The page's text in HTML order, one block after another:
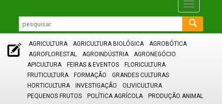
Toggle
AGRICULTURA AGRICULTURA BIOLÓGICA
AGROBÓTICA
AGROFLORESTAL
AGROINDÚSTRIA
AGRONEGÓCIO
APICULTURA
FEIRAS & EVENTOS
FLORICULTURA
FRUTICULTURA
FORMAÇÃO
GRANDES CULTURAS
HORTICULTURA
INVESTIGAÇÃO
OLIVICULTURA
PEQUENOS FRUTOS
POLÍTICA AGRÍCOLA
PRODUÇÃO ANIMAL